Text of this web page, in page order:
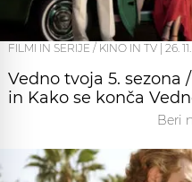
FILMI IN SERIJE / KINO IN TV 26.
Vedno tvoja 5. sezona
in Kako se konča
Beri